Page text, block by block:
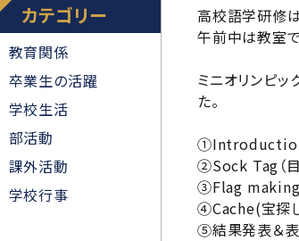
カテゴリー
教育関係
卒業生の活躍
学校生活
部活動
課外活動
学校行事
高校語学研修
午前中は教室で
ミニオリンピ
た。
②Sock Tag（
③Flag
④Cache(宝探
⑤結果発表＆